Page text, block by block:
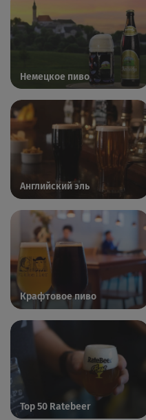
Немецкое пиво
Английский эль
Крафтовое пиво
Top 50 Ratebeer